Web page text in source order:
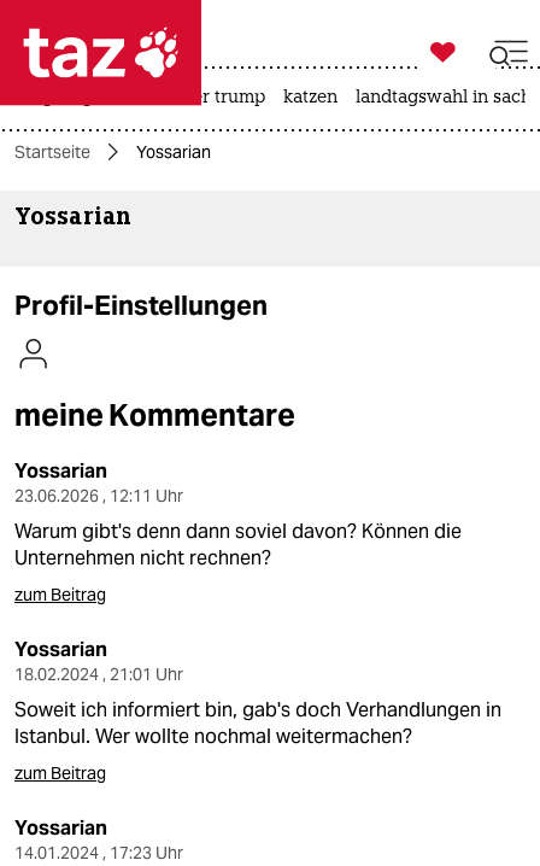
 taz zahl ich
taz zahl ich
themen
kultur
sport
berlin
nord
wahrheit
verlag
shop

taz zahl ich
usa unter trump katzen landtagswahl in
Startseite Yossarian
Yossarian
Profil-Einstellungen
meine Kommentare
Yossarian
23.06.2026 , 12:11 Uhr
Warum gibt's denn dann soviel davon? Können die
Unternehmen nicht rechnen?
zum Beitrag
Yossarian
18.02.2024 , 21:01 Uhr
Soweit ich informiert bin, gab's doch Verhandlungen in
Istanbul. Wer wollte nochmal weitermachen?
zum Beitrag
Yossarian
14.01.2024 , 17:23 Uhr